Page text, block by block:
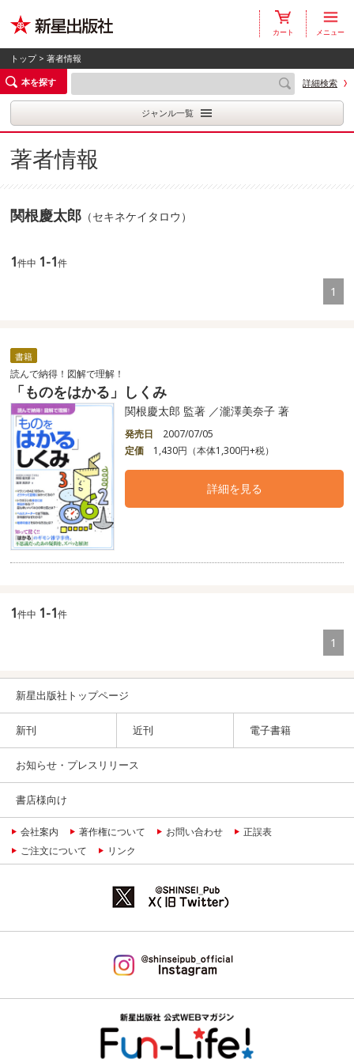
カート メニュー
トップ> 著者情報
本を探す
詳細検索
ジャンル一覧
著者情報
関根慶太郎 （セキネケイタロウ）
1件中 1-1件
1
書籍
読んで納得！図解で理解！
「ものをはかる」しくみ
関根慶太郎 監著 ／瀧澤美奈子 著
発売日
2007/07/05
定価
1,430円（本体1,300円+税）
詳細を見る
1件中 1-1件
1
新星出版社トップページ
新刊 近刊 電子書籍
お知らせ・プレスリリース
書店様向け
会社案内 著作権について お問い合わせ
正誤表
ご注文について
リンク